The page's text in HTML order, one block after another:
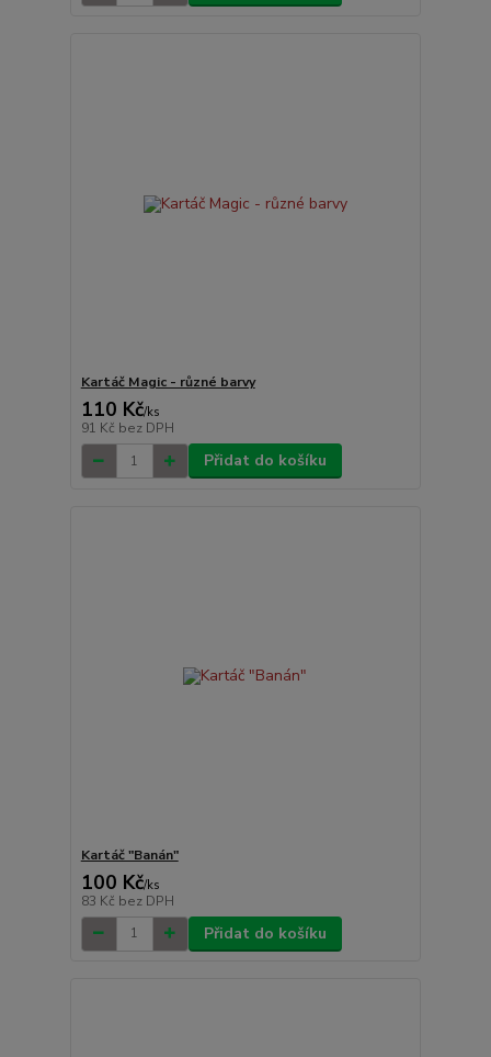
Kartáč Magic - různé barvy
110 Kč/ks
91 Kč bez DPH
Přidat do košíku
Kartáč "Banán"
100 Kč/ks
83 Kč bez DPH
Přidat do košíku